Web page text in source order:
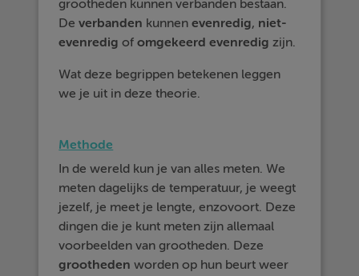
grootheden kunnen verbanden bestaan.
Deverbanden kunnenevenredig, niet-
evenredig ofomgekeerd evenredig zijn.
Wat deze begrippen betekenen leggen
we je uit in deze theorie.
Methode
In de wereld kun je van alles meten. We
meten dagelijks de temperatuur, je weegt
jezelf, je meet je lengte, enzovoort. Deze
dingen die je kunt meten zijn allemaal
voorbeelden van grootheden. Deze
grootheden worden op hun beurt weer